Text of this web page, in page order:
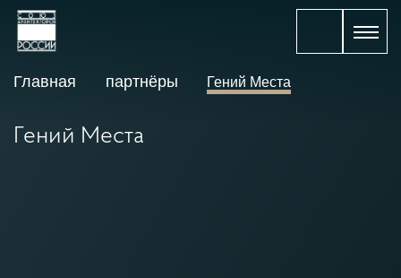
Главная партнёры Гений Места
Гений Места